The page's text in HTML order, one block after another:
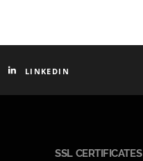
LINKEDIN
SSL CERTIFICATES